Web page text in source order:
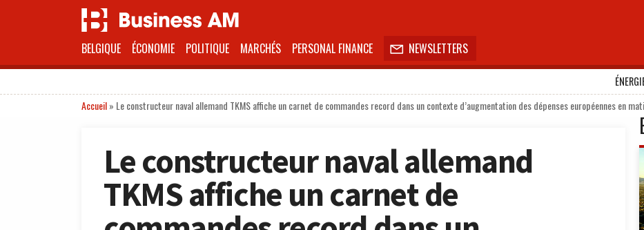
BELGIQUE ÉCONOMIE POLITIQUE MARCHÉS PERSONAL FINANCE  NEWSLETTERS
Accueil» Le constructeur naval allemand TKMS affiche un carnet de commandes record dans un contexte d’augmentation des dépenses européennes en
Le constructeur naval allemand
TKMS affiche un carnet de